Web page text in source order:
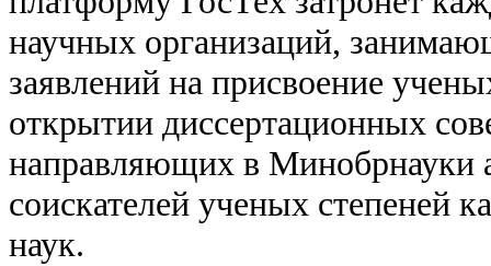
научных организаций,
заявлений на присвоение
открытии диссертационных
направляющих в Минобрнауки
соискателей ученых степеней
наук.